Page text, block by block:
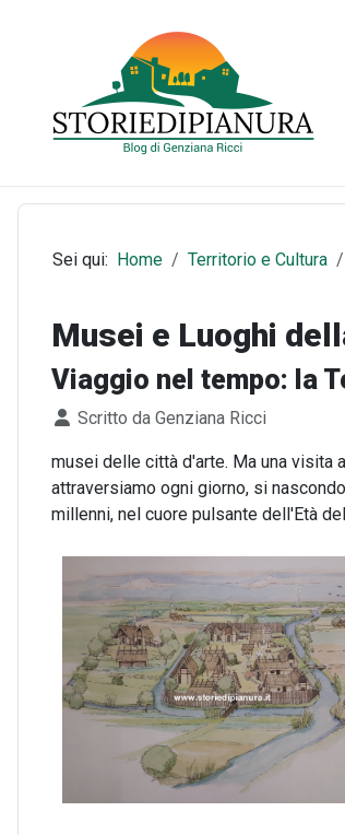
Sei qui: Home Territorio e Cultura
Musei e Luoghi
Viaggio nel tempo: la
Dettagli
Scritto da Genziana Ricci
musei delle città d'arte. Ma una visita
attraversiamo ogni giorno, si
millenni, nel cuore pulsante dell'Età